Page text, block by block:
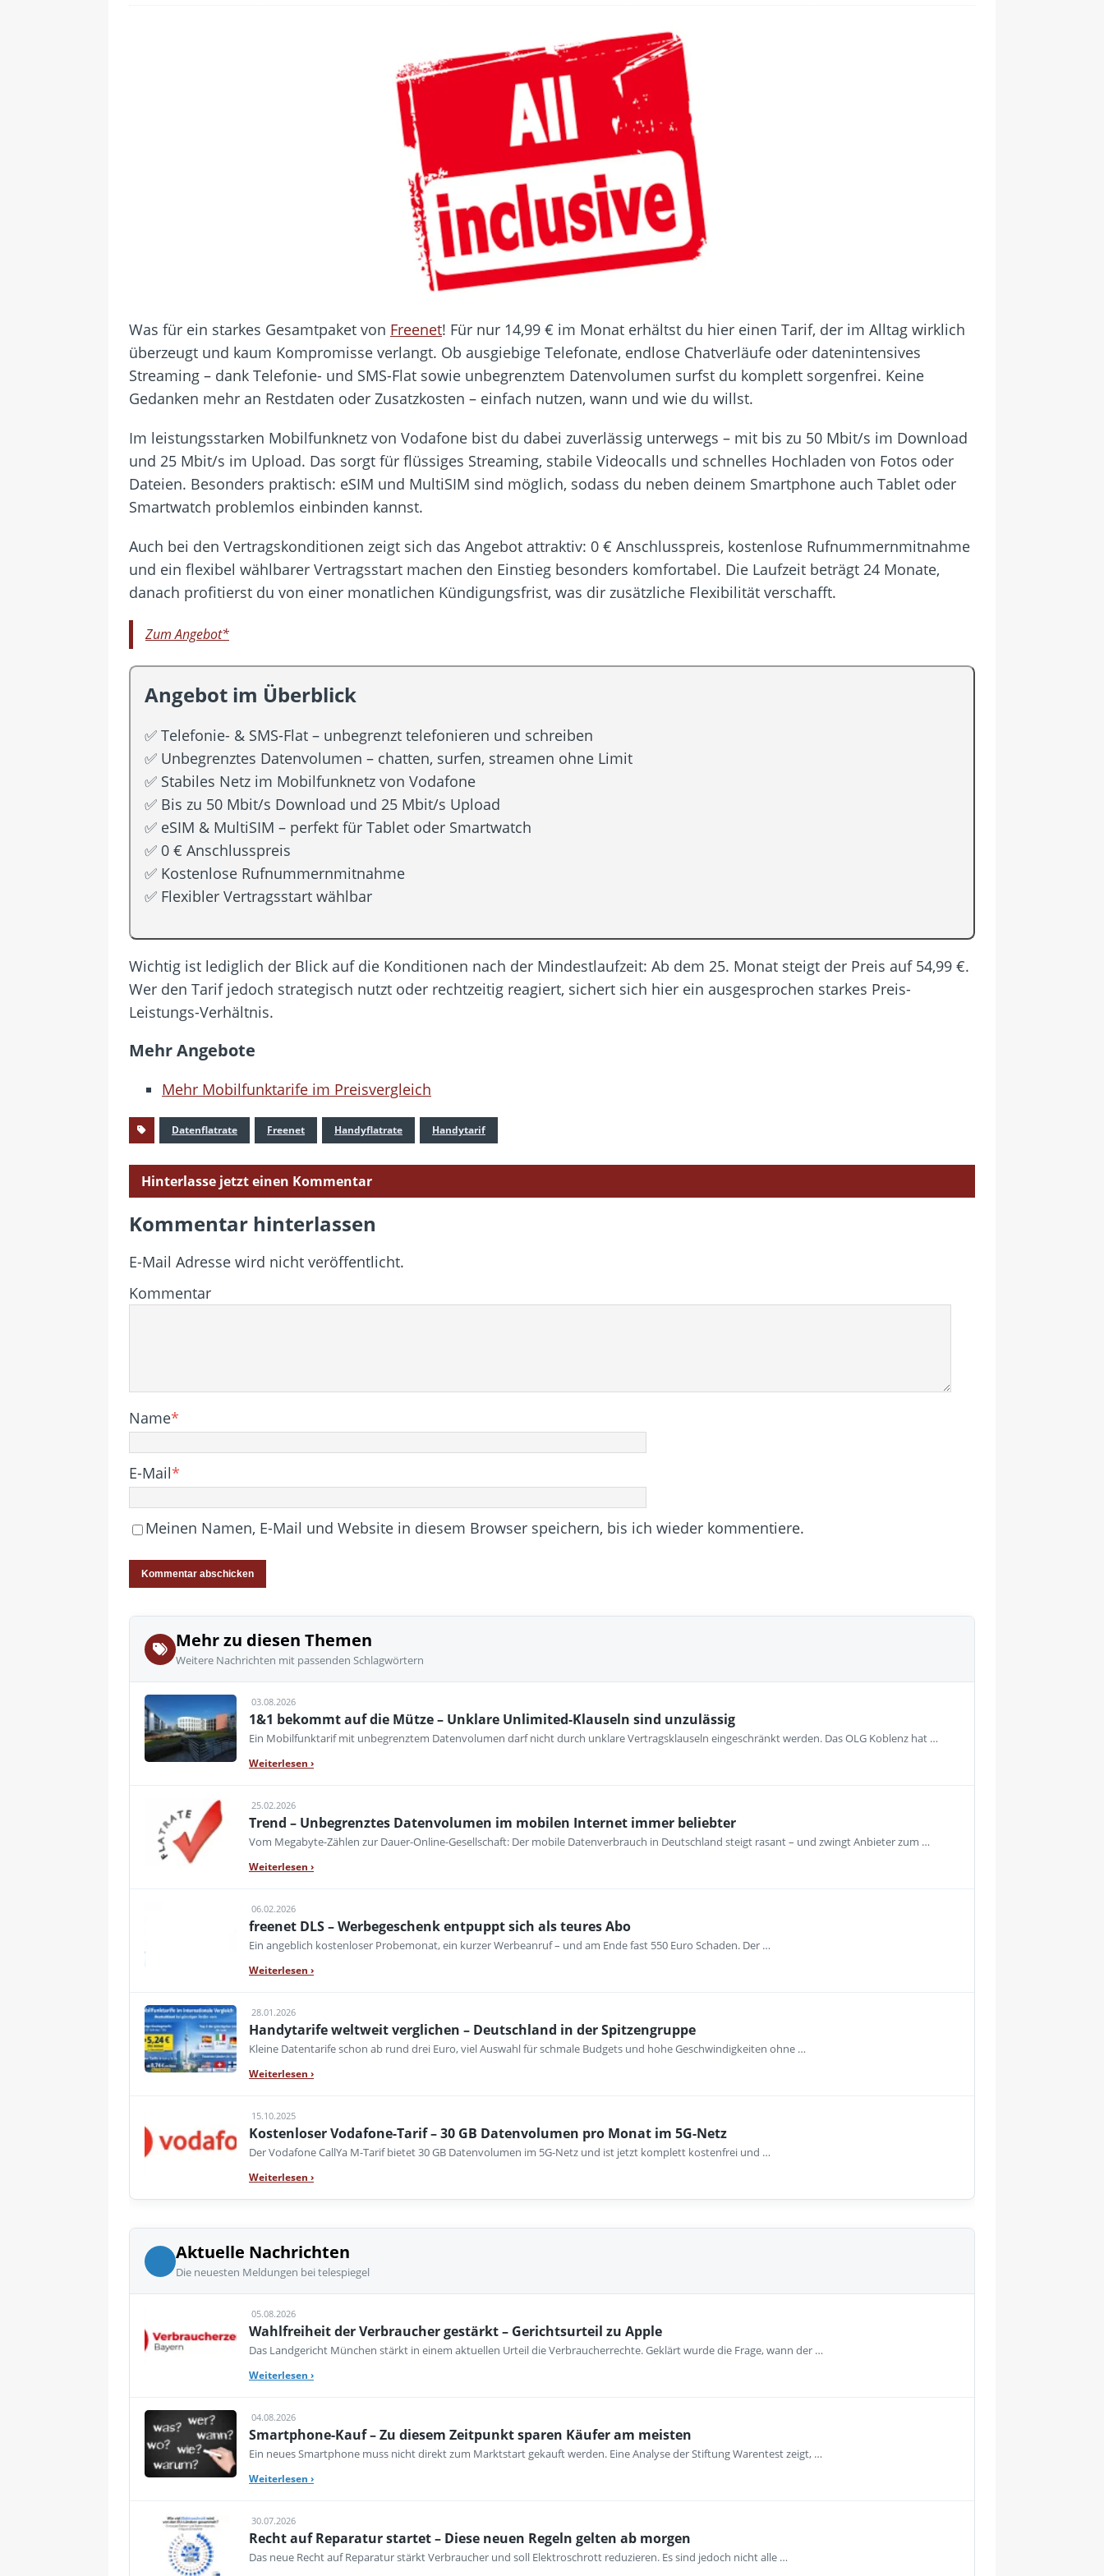
Wichtiges BGH-Urteil – Verbraucherrechte bei Online-Kündigung gestärkt
BKA zerschlägt weltweit aktive Phishing-Plattform „Kratos“ – Hunderttausende Opfer
Wahlfreiheit der Verbraucher gestärkt – Gerichtsurteil zu Apple
Was für ein starkes Gesamtpaket von Freenet! Für nur 14,99 € im Monat erhältst du hier einen Tarif, der im Alltag wirklich
überzeugt und kaum Kompromisse verlangt. Ob ausgiebige Telefonate, endlose Chatverläufe oder datenintensives
Streaming – dank Telefonie- und SMS-Flat sowie unbegrenztem Datenvolumen surfst du komplett sorgenfrei. Keine
Gedanken mehr an Restdaten oder Zusatzkosten – einfach nutzen, wann und wie du willst.
Im leistungsstarken Mobilfunknetz von Vodafone bist du dabei zuverlässig unterwegs – mit bis zu 50 Mbit/s im Download
und 25 Mbit/s im Upload. Das sorgt für flüssiges Streaming, stabile Videocalls und schnelles Hochladen von Fotos oder
Dateien. Besonders praktisch: eSIM und MultiSIM sind möglich, sodass du neben deinem Smartphone auch Tablet oder
Smartwatch problemlos einbinden kannst.
Auch bei den Vertragskonditionen zeigt sich das Angebot attraktiv: 0 € Anschlusspreis, kostenlose Rufnummernmitnahme
und ein flexibel wählbarer Vertragsstart machen den Einstieg besonders komfortabel. Die Laufzeit beträgt 24 Monate,
danach profitierst du von einer monatlichen Kündigungsfrist, was dir zusätzliche Flexibilität verschafft.
Zum Angebot*
Angebot im Überblick
✅ Telefonie- & SMS-Flat – unbegrenzt telefonieren und schreiben
✅ Unbegrenztes Datenvolumen – chatten, surfen, streamen ohne Limit
✅ Stabiles Netz im Mobilfunknetz von Vodafone
✅ Bis zu 50 Mbit/s Download und 25 Mbit/s Upload
✅ eSIM & MultiSIM – perfekt für Tablet oder Smartwatch
✅ 0 € Anschlusspreis
✅ Kostenlose Rufnummernmitnahme
✅ Flexibler Vertragsstart wählbar
Wichtig ist lediglich der Blick auf die Konditionen nach der Mindestlaufzeit: Ab dem 25. Monat steigt der Preis auf 54,99 €.
Wer den Tarif jedoch strategisch nutzt oder rechtzeitig reagiert, sichert sich hier ein ausgesprochen starkes Preis-
Leistungs-Verhältnis.
Mehr Angebote
Mehr Mobilfunktarife im Preisvergleich
Datenflatrate Freenet Handyflatrate Handytarif
Hinterlasse jetzt einen Kommentar
Kommentar hinterlassen
E-Mail Adresse wird nicht veröffentlicht.
Kommentar
Name*
E-Mail*
Meinen Namen, E-Mail und Website in diesem Browser speichern, bis ich wieder kommentiere.
Mehr zu diesen Themen
Weitere Nachrichten mit passenden Schlagwörtern
03.08.2026
1&1 bekommt auf die Mütze – Unklare Unlimited-Klauseln sind unzulässig
Ein Mobilfunktarif mit unbegrenztem Datenvolumen darf nicht durch unklare Vertragsklauseln eingeschränkt werden. Das OLG Koblenz hat …
Weiterlesen ›
25.02.2026
Trend – Unbegrenztes Datenvolumen im mobilen Internet immer beliebter
Vom Megabyte-Zählen zur Dauer-Online-Gesellschaft: Der mobile Datenverbrauch in Deutschland steigt rasant – und zwingt Anbieter zum …
Weiterlesen ›
06.02.2026
freenet DLS – Werbegeschenk entpuppt sich als teures Abo
Ein angeblich kostenloser Probemonat, ein kurzer Werbeanruf – und am Ende fast 550 Euro Schaden. Der …
Weiterlesen ›
28.01.2026
Handytarife weltweit verglichen – Deutschland in der Spitzengruppe
Kleine Datentarife schon ab rund drei Euro, viel Auswahl für schmale Budgets und hohe Geschwindigkeiten ohne …
Weiterlesen ›
15.10.2025
Kostenloser Vodafone-Tarif – 30 GB Datenvolumen pro Monat im 5G-Netz
Der Vodafone CallYa M-Tarif bietet 30 GB Datenvolumen im 5G-Netz und ist jetzt komplett kostenfrei und …
Weiterlesen ›
Aktuelle Nachrichten
Die neuesten Meldungen bei telespiegel
05.08.2026
Wahlfreiheit der Verbraucher gestärkt – Gerichtsurteil zu Apple
Das Landgericht München stärkt in einem aktuellen Urteil die Verbraucherrechte. Geklärt wurde die Frage, wann der …
Weiterlesen ›
04.08.2026
Smartphone-Kauf – Zu diesem Zeitpunkt sparen Käufer am meisten
Ein neues Smartphone muss nicht direkt zum Marktstart gekauft werden. Eine Analyse der Stiftung Warentest zeigt, …
Weiterlesen ›
30.07.2026
Recht auf Reparatur startet – Diese neuen Regeln gelten ab morgen
Das neue Recht auf Reparatur stärkt Verbraucher und soll Elektroschrott reduzieren. Es sind jedoch nicht alle …